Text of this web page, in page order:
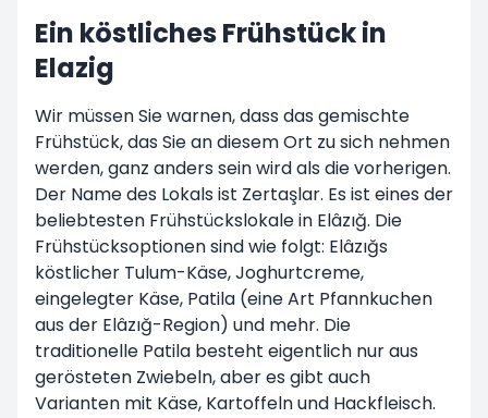
Ein köstliches Frühstück in
Elazig
Wir müssen Sie warnen, dass das gemischte
Frühstück, das Sie an diesem Ort zu sich nehmen
werden, ganz anders sein wird als die vorherigen.
Der Name des Lokals ist Zertaşlar. Es ist eines der
beliebtesten Frühstückslokale in Elâzığ. Die
Frühstücksoptionen sind wie folgt: Elâzığs
köstlicher Tulum-Käse, Joghurtcreme,
eingelegter Käse, Patila (eine Art Pfannkuchen
aus der Elâzığ-Region) und mehr. Die
traditionelle Patila besteht eigentlich nur aus
gerösteten Zwiebeln, aber es gibt auch
Varianten mit Käse, Kartoffeln und Hackfleisch.